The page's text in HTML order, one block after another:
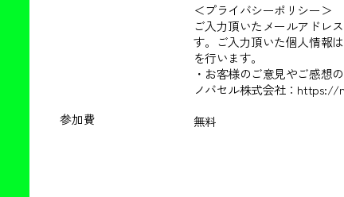
＜プライバシーポリシー＞
ご入力頂いたメールアドレ
す。ご入力頂いた個人情報
を行います。
・お客様のご意見やご感想
ノバセル株式会社：https://
参加費
無料